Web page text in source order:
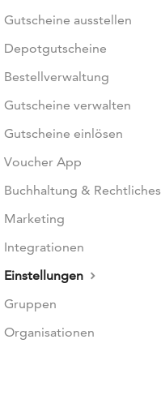
Gutscheine ausstellen
Depotgutscheine
Bestellverwaltung
Gutscheine verwalten
Gutscheine einlösen
Voucher App
Buchhaltung & Rechtliches
Marketing
Integrationen
Einstellungen
Gruppen
Organisationen